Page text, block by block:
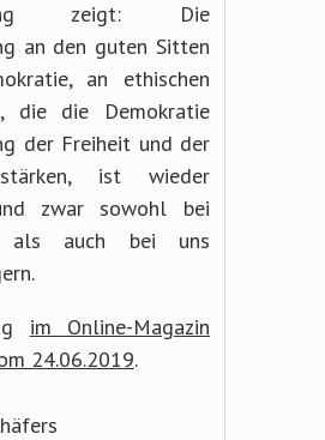
zeigt: Die
an den guten Sitten
an ethischen
die die Demokratie
der Freiheit und der
ist wieder
zwar sowohl bei
als auch bei uns
im Online-Magazin
24.06.2019.